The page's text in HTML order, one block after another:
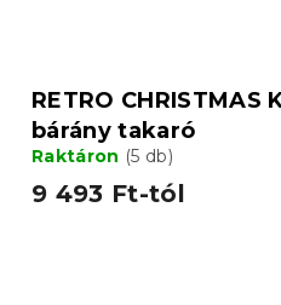
RETRO
bárány takaró
Raktáron (5 db)
9 493 Ft-tól